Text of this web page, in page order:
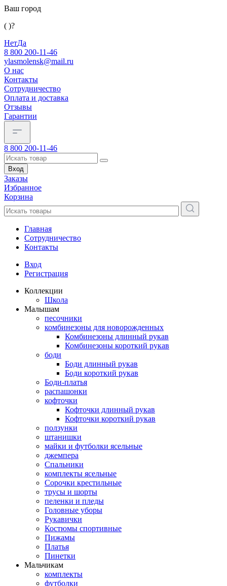
Ваш город
( )?
НетДа
8 800 200-11-46
ylasmolensk@mail.ru
О нас
Контакты
Сотрудничество
Оплата и доставка
Отзывы
Гарантии
8 800 200-11-46
Вход
Заказы
Избранное
Корзина
Главная
Сотрудничество
Контакты
Вход
Регистрация
Коллекции
Школа
Малышам
песочники
комбинезоны для новорожденных
Комбинезоны длинный рукав
Комбинезоны короткий рукав
боди
Боди длинный рукав
Боди короткий рукав
Боди-платья
распашонки
кофточки
Кофточки длинный рукав
Кофточки короткий рукав
ползунки
штанишки
майки и футболки ясельные
джемпера
Спальники
комплекты ясельные
Сорочки крестильные
трусы и шорты
пеленки и пледы
Головные уборы
Рукавички
Костюмы спортивные
Пижамы
Платья
Пинетки
Мальчикам
комплекты
футболки